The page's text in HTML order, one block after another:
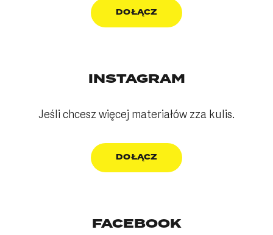
DOŁĄCZ
INSTAGRAM
Jeśli chcesz więcej materiałów zza kulis.
DOŁĄCZ
FACEBOOK